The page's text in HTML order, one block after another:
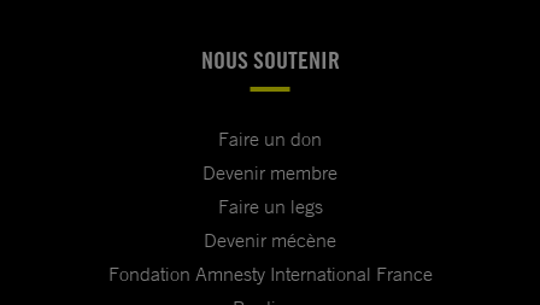
NOUS SOUTENIR
Faire un don
Devenir membre
Faire un legs
Devenir mécène
Fondation Amnesty International France